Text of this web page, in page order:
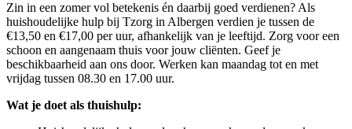
Zin in een zomer vol betekenis én daarbij goed verdienen? Als
huishoudelijke hulp bij Tzorg in Albergen verdien je tussen de
€13,50 en €17,00 per uur, afhankelijk van je leeftijd. Zorg voor een
schoon en aangenaam thuis voor jouw cliënten. Geef je
beschikbaarheid aan ons door. Werken kan maandag tot en met
vrijdag tussen 08.30 en 17.00 uur.
Wat je doet als thuishulp: